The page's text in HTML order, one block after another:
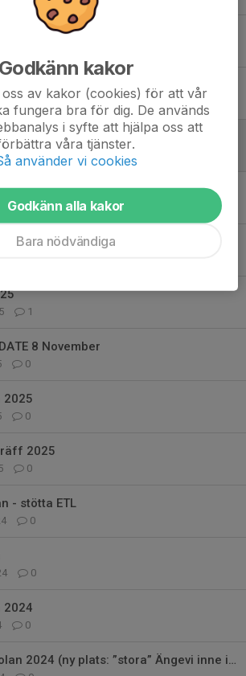
0
0
ett sätt att stötta ETL
1
8 November
0
2025
0
2025
0
- stötta ETL
0
0
2024
0
Fotbollsskolan 2024 (ny plats: ”stora” Ängevi inne i samhället)
Godkänn kakor
av kakor (cookies) för att vår
fungera bra för dig. De används
i syfte att hjälpa oss att
våra tjänster.
använder vi cookies
Godkänn alla kakor
Bara nödvändiga